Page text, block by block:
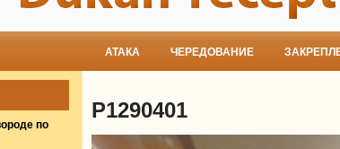
АТАКА ЧЕРЕДОВАНИЕ
по
P1290401